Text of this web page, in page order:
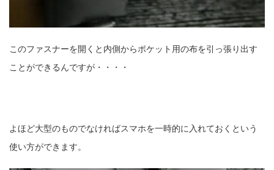
このファスナーを開くと内側からポケット用の布を引っ張り出す
ことができるんですが・・・・
よほど大型のものでなければスマホを一時的に入れておくという
使い方ができます。